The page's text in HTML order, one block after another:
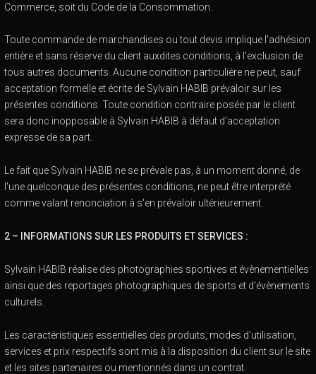
Commerce, soit du Code de la Consommation.
Toute commande de marchandises ou tout devis implique l'adhésion
entière et sans réserve du client auxdites conditions, à l'exclusion de
tous autres documents. Aucune condition particulière ne peut, sauf
acceptation formelle et écrite de Sylvain HABIB prévaloir sur les
présentes conditions. Toute condition contraire posée par le client
sera donc inopposable à Sylvain HABIB à défaut d'acceptation
expresse de sa part.
Le fait que Sylvain HABIB ne se prévale pas, à un moment donné, de
l'une quelconque des présentes conditions, ne peut être interprété
comme valant renonciation à s'en prévaloir ultérieurement.
2 – INFORMATIONS SUR LES PRODUITS ET SERVICES :
Sylvain HABIB réalise des photographies sportives et évènementielles
ainsi que des reportages photographiques de sports et d'évènements
culturels.
Les caractéristiques essentielles des produits, modes d'utilisation,
services et prix respectifs sont mis à la disposition du client sur le site
et les sites partenaires ou mentionnés dans un contrat.